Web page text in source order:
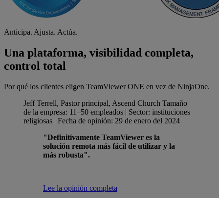
Anticipa. Ajusta. Actúa.
Una plataforma, visibilidad completa,
control total
Por qué los clientes eligen TeamViewer ONE en vez de NinjaOne.
Jeff Terrell, Pastor principal, Ascend Church Tamaño
de la empresa: 11–50 empleados | Sector: instituciones
religiosas | Fecha de opinión: 29 de enero del 2024
"Definitivamente TeamViewer es la
solución remota más fácil de utilizar y la
más robusta".
Lee la opinión completa